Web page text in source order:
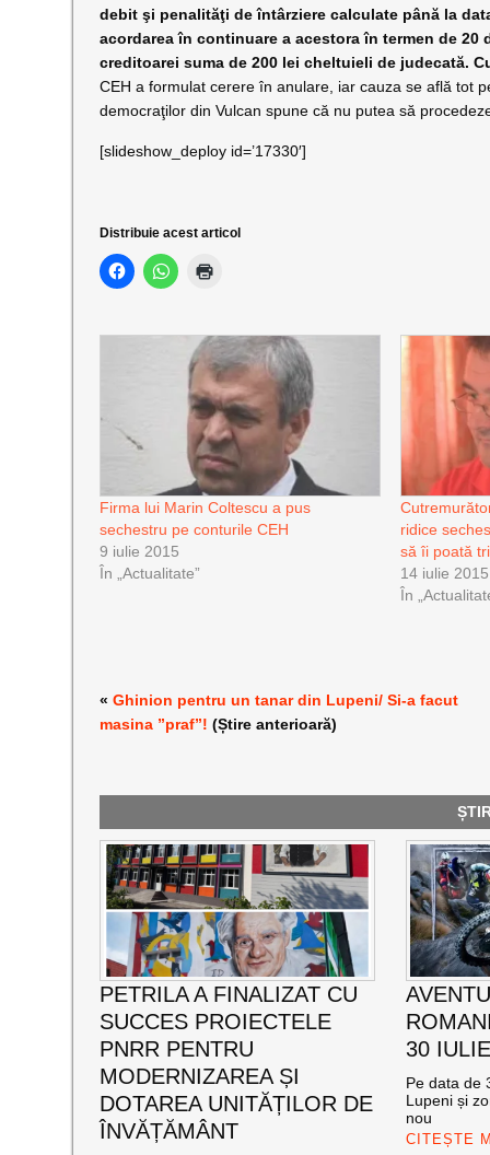
debit şi penalităţi de întârziere calculate până la
acordarea în continuare a acestora în termen de
creditoarei suma de 200 lei cheltuieli de judecată.
CEH a formulat cerere în anulare, iar cauza se află tot
democraţilor din Vulcan spune că nu putea să
[slideshow_deploy id=’17330′]
Distribuie acest articol
Firma lui Marin Coltescu a pus
sechestru pe conturile CEH
9 iulie 2015
În „Actualitate”
ridice
să îi poată
14 iulie 2015
În
«Ghinion pentru un tanar din Lupeni/ Si-a facut
masina ”praf”! (Știre anterioară)
PETRILA A FINALIZAT CU
SUCCES PROIECTELE
PNRR PENTRU
MODERNIZAREA ȘI
DOTAREA UNITĂȚILOR DE
ÎNVĂȚĂMÂNT
30
Pe data de
Lupeni și
nou
CITEȘTE